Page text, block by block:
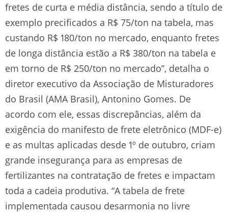
fretes de curta e média distância, sendo a título de
exemplo precificados a R$ 75/ton na tabela, mas
custando R$ 180/ton no mercado, enquanto fretes
de longa distância estão a R$ 380/ton na tabela e
em torno de R$ 250/ton no mercado”, detalha o
diretor executivo da Associação de Misturadores
do Brasil (AMA Brasil), Antonino Gomes. De
acordo com ele, essas discrepâncias, além da
exigência do manifesto de frete eletrônico (MDF-e)
e as multas aplicadas desde 1º de outubro, criam
grande insegurança para as empresas de
fertilizantes na contratação de fretes e impactam
toda a cadeia produtiva. “A tabela de frete
implementada causou desarmonia no livre